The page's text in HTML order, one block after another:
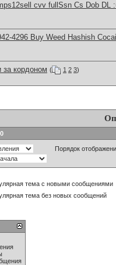
cvv fullSsn Cs Dob DL
4296 Buy Weed Hashish
за кордоном ( 1 2 3)
Порядок
тема с новыми сообщениями
тема без новых сообщений